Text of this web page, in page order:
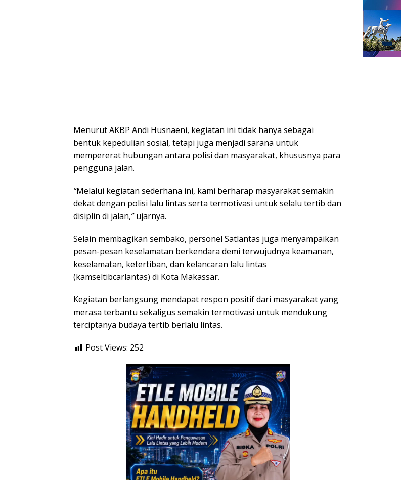
Menurut AKBP Andi Husnaeni, kegiatan ini tidak hanya sebagai
bentuk kepedulian sosial, tetapi juga menjadi sarana untuk
mempererat hubungan antara polisi dan masyarakat, khususnya para
pengguna jalan.
“Melalui kegiatan sederhana ini, kami berharap masyarakat semakin
dekat dengan polisi lalu lintas serta termotivasi untuk selalu tertib dan
disiplin di jalan,”ujarnya.
Selain membagikan sembako, personel Satlantas juga menyampaikan
pesan-pesan keselamatan berkendara demi terwujudnya keamanan,
keselamatan, ketertiban, dan kelancaran lalu lintas
(kamseltibcarlantas) di Kota Makassar.
Kegiatan berlangsung mendapat respon positif dari masyarakat yang
merasa terbantu sekaligus semakin termotivasi untuk mendukung
terciptanya budaya tertib berlalu lintas.
Post Views: 252